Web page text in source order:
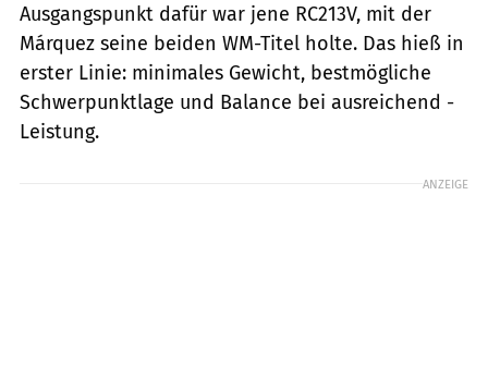
Ausgangspunkt dafür war jene RC213V, mit der
Márquez seine beiden WM-Titel holte. Das hieß in
erster Linie: minimales Gewicht, bestmögliche
Schwerpunkt­lage und Balance bei ausreichend ­
Leistung.
ANZEIGE